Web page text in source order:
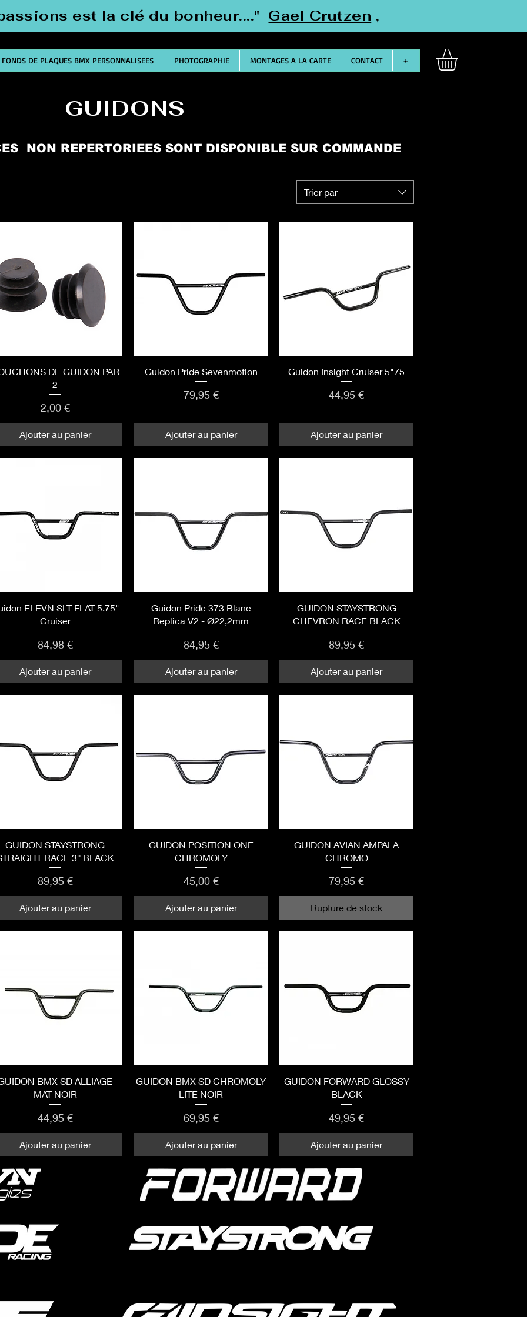
est la clé du bonheur...." Gael Crutzen ,
FONDS DE PLAQUES BMX PERSONNALISEES PHOTOGRAPHIE MONTAGES A LA CARTE CONTACT +
GUIDONS
NON REPERTORIEES SONT DISPONIBLE SUR COMMANDE
Trier par
Aperçu rapide
DE GUIDON PAR
2
Prix
2,00 €
Ajouter au panier
Aperçu rapide
Guidon Pride Sevenmotion
Prix
79,95 €
Ajouter au panier
Aperçu rapide
Guidon Insight Cruiser 5"75
Prix
44,95 €
Ajouter au panier
Aperçu rapide
ELEVN SLT FLAT 5.75"
Cruiser
Prix
84,98 €
Ajouter au panier
Aperçu rapide
Guidon Pride 373 Blanc
Replica V2 - Ø22,2mm
Prix
84,95 €
Ajouter au panier
Aperçu rapide
GUIDON STAYSTRONG
CHEVRON RACE BLACK
Prix
89,95 €
Ajouter au panier
Aperçu rapide
GUIDON STAYSTRONG
RACE 3° BLACK
Prix
89,95 €
Ajouter au panier
Aperçu rapide
GUIDON POSITION ONE
CHROMOLY
Prix
45,00 €
Ajouter au panier
Aperçu rapide
GUIDON AVIAN AMPALA
CHROMO
Prix
79,95 €
Rupture de stock
Aperçu rapide
BMX SD ALLIAGE
MAT NOIR
Prix
44,95 €
Ajouter au panier
Aperçu rapide
GUIDON BMX SD CHROMOLY
LITE NOIR
Prix
69,95 €
Ajouter au panier
Aperçu rapide
GUIDON FORWARD GLOSSY
BLACK
Prix
49,95 €
Ajouter au panier